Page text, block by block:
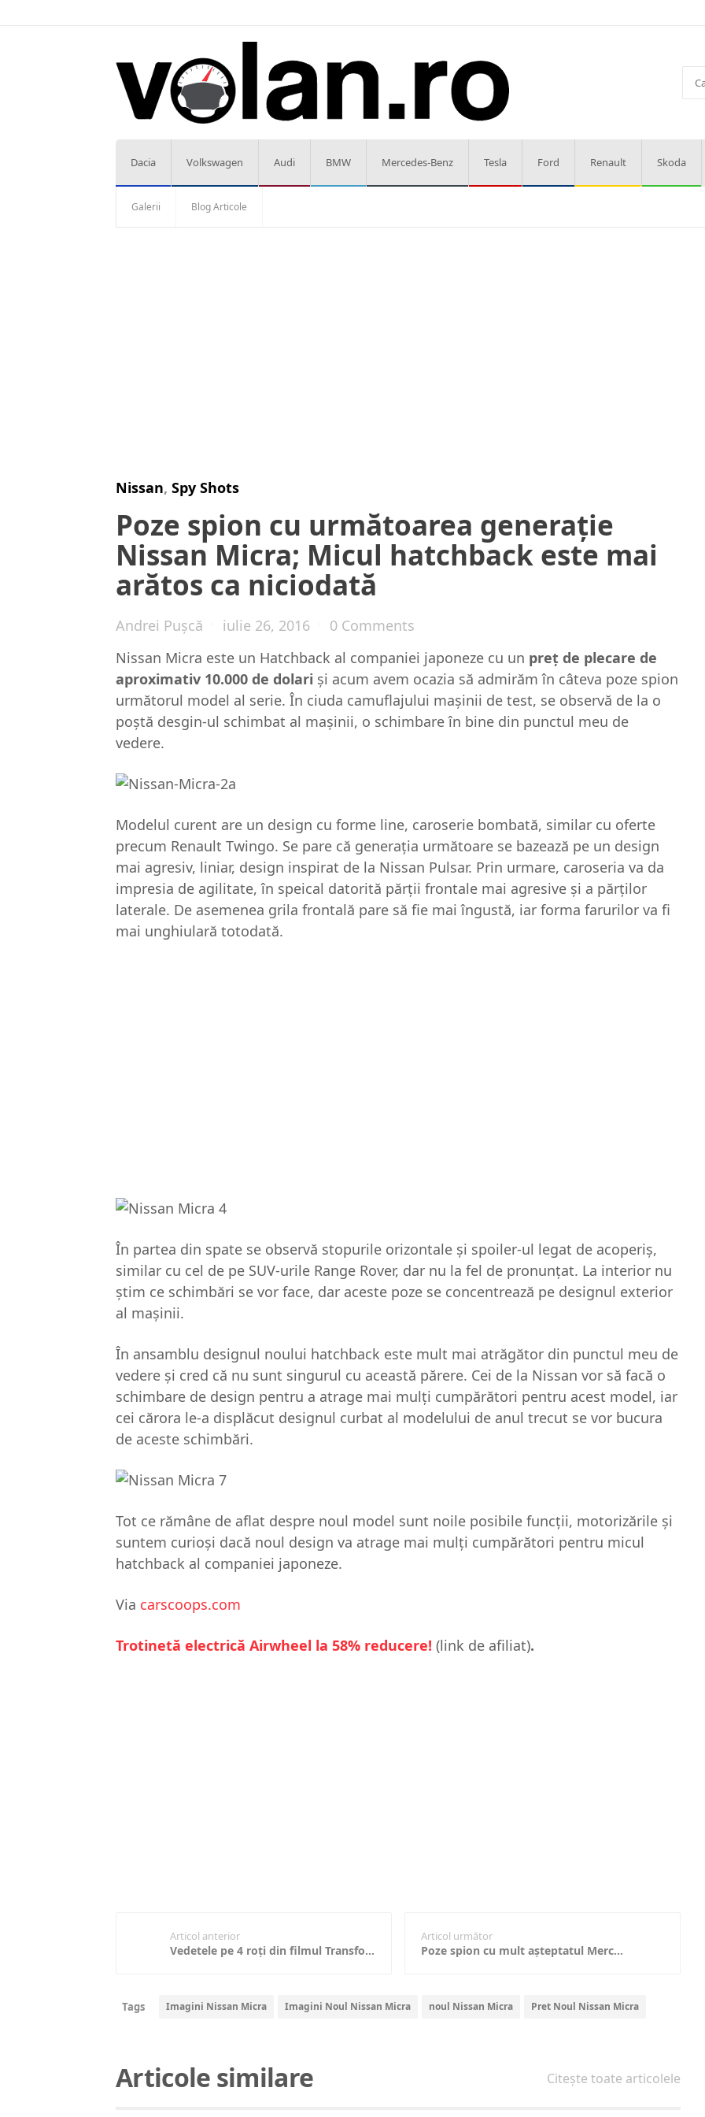
Dacia Volkswagen Audi BMW Mercedes-Benz Tesla Ford Renault Skoda
Galerii Blog Articole
Nissan, Spy Shots
Poze spion cu următoarea generație
Nissan Micra; Micul hatchback este mai
arătos ca niciodată
Andrei Pușcă iulie 26, 2016
0 Comments
Nissan Micra este un Hatchback al companiei japoneze cu un preţ de plecare de
aproximativ 10.000 de dolari şi acum avem ocazia să admirăm în câteva poze spion
următorul model al serie. În ciuda camuflajului maşinii de test, se observă de la o
poştă desgin-ul schimbat al maşinii, o schimbare în bine din punctul meu de
vedere.
Modelul curent are un design cu forme line, caroserie bombată, similar cu oferte
precum Renault Twingo. Se pare că generaţia următoare se bazează pe un design
mai agresiv, liniar, design inspirat de la Nissan Pulsar. Prin urmare, caroseria va da
impresia de agilitate, în speical datorită părţii frontale mai agresive şi a părţilor
laterale. De asemenea grila frontală pare să fie mai îngustă, iar forma farurilor va fi
mai unghiulară totodată.
În partea din spate se observă stopurile orizontale şi spoiler-ul legat de acoperiş,
similar cu cel de pe SUV-urile Range Rover, dar nu la fel de pronunţat. La interior nu
știm ce schimbări se vor face, dar aceste poze se concentrează pe designul exterior
al mașinii.
În ansamblu designul noului hatchback este mult mai atrăgător din punctul meu de
vedere şi cred că nu sunt singurul cu această părere. Cei de la Nissan vor să facă o
schimbare de design pentru a atrage mai mulţi cumpărători pentru acest model, iar
cei cărora le-a displăcut designul curbat al modelului de anul trecut se vor bucura
de aceste schimbări.
Tot ce rămâne de aflat despre noul model sunt noile posibile funcţii, motorizările şi
suntem curioşi dacă noul design va atrage mai mulţi cumpărători pentru micul
hatchback al companiei japoneze.
Via carscoops.com
Trotinetă electrică Airwheel la 58% reducere! (link de afiliat).
Articol anterior
Vedetele pe 4 roți din filmul Transformers: The Last Knight, se afișează în fotografii spion!
Articol următor
Poze spion cu mult așteptatul Mercedes-Benz AMG GT; Detalii despre rivalul Porsche 911 Carrera S Cabriolet
Tags Imagini Nissan Micra Imagini Noul Nissan Micra noul Nissan Micra Pret Noul Nissan Micra
Citește toate articolele
Articole similare